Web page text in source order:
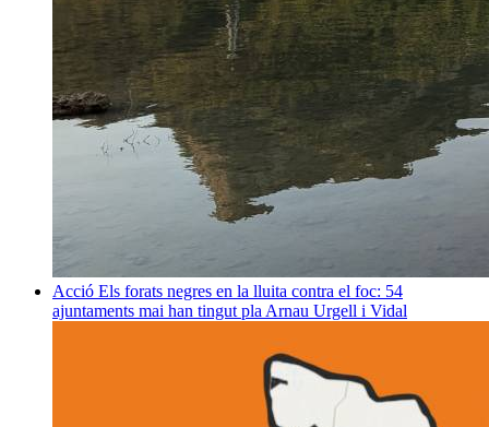
Acció Els forats negres en la lluita contra el foc: 54
ajuntaments mai han tingut pla Arnau Urgell i Vidal